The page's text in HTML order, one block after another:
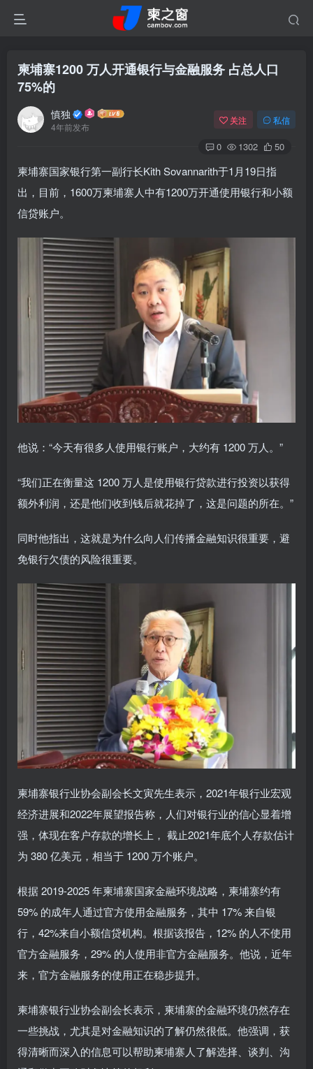
柬埔寨1200 万人开通银行与金融服务 占总人口
75%的
慎独
4年前发布
关注 私信
0 1302 50
柬埔寨国家银行第一副行长Kith Sovannarith于1月19日指
出，目前，1600万柬埔寨人中有1200万开通使用银行和小额
信贷账户。
他说：“今天有很多人使用银行账户，大约有 1200 万人。”
“我们正在衡量这 1200 万人是使用银行贷款进行投资以获得
额外利润，还是他们收到钱后就花掉了，这是问题的所在。”
同时他指出，这就是为什么向人们传播金融知识很重要，避
免银行欠债的风险很重要。
柬埔寨银行业协会副会长文寅先生表示，2021年银行业宏观
经济进展和2022年展望报告称，人们对银行业的信心显着增
强，体现在客户存款的增长上， 截止2021年底个人存款估计
为 380 亿美元，相当于 1200 万个账户。
根据 2019-2025 年柬埔寨国家金融环境战略，柬埔寨约有
59% 的成年人通过官方使用金融服务，其中 17% 来自银
行，42%来自小额信贷机构。根据该报告，12% 的人不使用
官方金融服务，29% 的人使用非官方金融服务。他说，近年
来，官方金融服务的使用正在稳步提升。
柬埔寨银行业协会副会长表示，柬埔寨的金融环境仍然存在
一些挑战，尤其是对金融知识的了解仍然很低。他强调，获
得清晰而深入的信息可以帮助柬埔寨人了解选择、谈判、沟